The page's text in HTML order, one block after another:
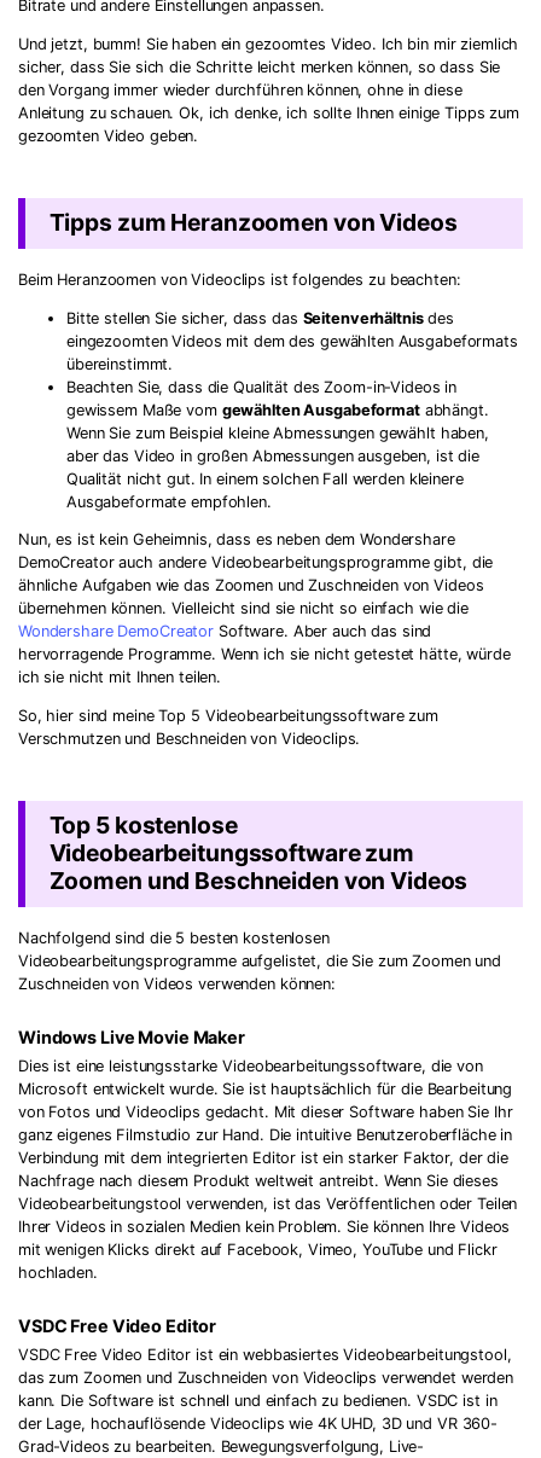
Bitrate und andere Einstellungen anpassen.
Und jetzt, bumm! Sie haben ein gezoomtes Video. Ich bin mir ziemlich
sicher, dass Sie sich die Schritte leicht merken können, so dass Sie
den Vorgang immer wieder durchführen können, ohne in diese
Anleitung zu schauen. Ok, ich denke, ich sollte Ihnen einige Tipps zum
gezoomten Video geben.
Tipps zum Heranzoomen von Videos
Beim Heranzoomen von Videoclips ist folgendes zu beachten:
Bitte stellen Sie sicher, dass das Seitenverhältnisdes
eingezoomten Videos mit dem des gewählten Ausgabeformats
übereinstimmt.
Beachten Sie, dass die Qualität des Zoom-in-Videos in
gewissem Maße vom gewählten Ausgabeformatabhängt.
Wenn Sie zum Beispiel kleine Abmessungen gewählt haben,
aber das Video in großen Abmessungen ausgeben, ist die
Qualität nicht gut. In einem solchen Fall werden kleinere
Ausgabeformate empfohlen.
Nun, es ist kein Geheimnis, dass es neben dem Wondershare
DemoCreator auch andere Videobearbeitungsprogramme gibt, die
ähnliche Aufgaben wie das Zoomen und Zuschneiden von Videos
übernehmen können. Vielleicht sind sie nicht so einfach wie die
Wondershare DemoCreator Software. Aber auch das sind
hervorragende Programme. Wenn ich sie nicht getestet hätte, würde
ich sie nicht mit Ihnen teilen.
So, hier sind meine Top 5 Videobearbeitungssoftware zum
Verschmutzen und Beschneiden von Videoclips.
Top 5 kostenlose
Videobearbeitungssoftware zum
Zoomen und Beschneiden von Videos
Nachfolgend sind die 5 besten kostenlosen
Videobearbeitungsprogramme aufgelistet, die Sie zum Zoomen und
Zuschneiden von Videos verwenden können:
Windows Live Movie Maker
Dies ist eine leistungsstarke Videobearbeitungssoftware, die von
Microsoft entwickelt wurde. Sie ist hauptsächlich für die Bearbeitung
von Fotos und Videoclips gedacht. Mit dieser Software haben Sie Ihr
ganz eigenes Filmstudio zur Hand. Die intuitive Benutzeroberfläche in
Verbindung mit dem integrierten Editor ist ein starker Faktor, der die
Nachfrage nach diesem Produkt weltweit antreibt. Wenn Sie dieses
Videobearbeitungstool verwenden, ist das Veröffentlichen oder Teilen
Ihrer Videos in sozialen Medien kein Problem. Sie können Ihre Videos
mit wenigen Klicks direkt auf Facebook, Vimeo, YouTube und Flickr
hochladen.
VSDC Free Video Editor
VSDC Free Video Editor ist ein webbasiertes Videobearbeitungstool,
das zum Zoomen und Zuschneiden von Videoclips verwendet werden
kann. Die Software ist schnell und einfach zu bedienen. VSDC ist in
der Lage, hochauflösende Videoclips wie 4K UHD, 3D und VR 360-
Grad-Videos zu bearbeiten. Bewegungsverfolgung, Live-